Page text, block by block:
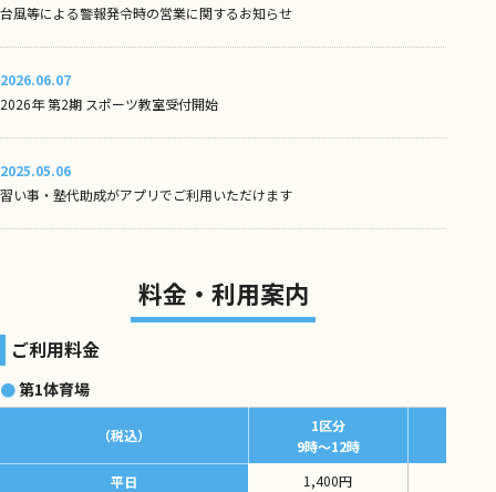
台風等による警報発令時の営業に関するお知らせ
2026.06.07
2026年 第2期 スポーツ教室受付開始
2025.05.06
習い事・塾代助成がアプリでご利用いただけます
料金・利用案内
ご利用料金
第1体育場
（税込）
1区分
9時～12時
平日
1,400円